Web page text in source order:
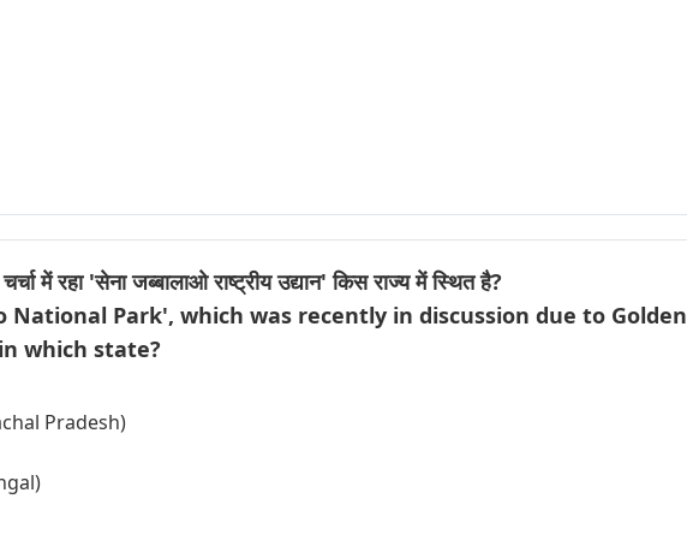
में रहा 'सेना जब्बालाओ राष्ट्रीय उद्यान' किस राज्य में स्थित है?
National Park', which was recently in discussion due to Golden
which state?
Pradesh)